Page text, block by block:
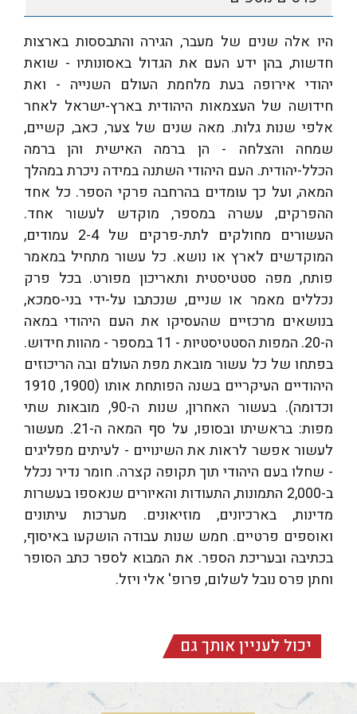
היו אלה שנים של מעבר, הגירה והתבססות בארצות
חדשות, בהן ידע העם את הגדול באסונותיו - שואת
יהודי אירופה בעת מלחמת העולם השנייה - ואת
חידושה של העצמאות היהודית בארץ-ישראל לאחר
אלפי שנות גלות. מאה שנים של צער, כאב, קשיים,
שמחה והצלחה - הן ברמה האישית והן ברמה
הכלל-יהודית. העם היהודי השתנה במידה ניכרת במהלך
המאה, ועל כך עומדים בהרחבה פרקי הספר. כל אחד
ההפרקים, עשרה במספר, מוקדש לעשור אחד.
העשורים מחולקים לתת-פרקים של 2-4 עמודים,
המוקדשים לארץ או נושא. כל עשור מתחיל במאמר
פותח, מפה סטטיסטית ותאריכון מפורט. בכל פרק
נכללים מאמר או שניים, שנכתבו על-ידי בני-סמכא,
בנושאים מרכזיים שהעסיקו את העם היהודי במאה
ה-20. המפות הסטטיסטיות - 11 במספר - מהוות חידוש.
בפתחו של כל עשור מובאת מפת העולם ובה הריכוזים
היהודיים העיקריים בשנה הפותחת אותו (1900, 1910
וכדומה). בעשור האחרון, שנות ה-90, מובאות שתי
מפות: בראשיתו ובסופו, על סף המאה ה-21. מעשור
לעשור אפשר לראות את השינויים - לעיתים מפליגים
- שחלו בעם היהודי תוך תקופה קצרה. חומר נדיר נכלל
ב-2,000 התמונות, התעודות והאיורים שנאספו בעשרות
מדינות, בארכיונים, מוזיאונים. מערכות עיתונים
ואוספים פרטיים. חמש שנות עבודה הושקעו באיסוף,
בכתיבה ובעריכת הספר. את המבוא לספר כתב הסופר
וחתן פרס נובל לשלום, פרופ' אלי ויזל.
יכול לעניין אותך גם